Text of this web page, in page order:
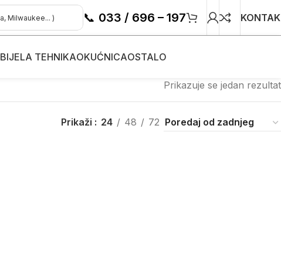
📞 033 / 696 – 197
BIJELA TEHNIKAOKUĆNICAOSTALO
Prikazuje se jedan rezultat
Prikaži 24 48 72